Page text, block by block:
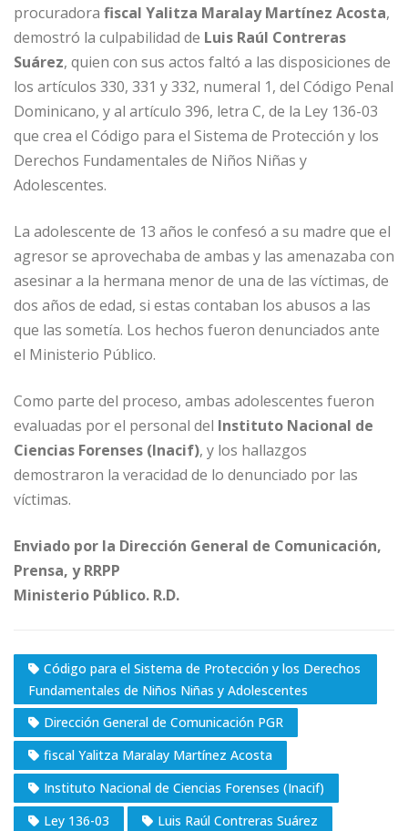
procuradora fiscal Yalitza Maralay Martínez Acosta,
demostró la culpabilidad de Luis Raúl Contreras
Suárez, quien con sus actos faltó a las disposiciones de
los artículos 330, 331 y 332, numeral 1, del Código Penal
Dominicano, y al artículo 396, letra C, de la Ley 136-03
que crea el Código para el Sistema de Protección y los
Derechos Fundamentales de Niños Niñas y
Adolescentes.
La adolescente de 13 años le confesó a su madre que el
agresor se aprovechaba de ambas y las amenazaba con
asesinar a la hermana menor de una de las víctimas, de
dos años de edad, si estas contaban los abusos a las
que las sometía. Los hechos fueron denunciados ante
el Ministerio Público.
Como parte del proceso, ambas adolescentes fueron
evaluadas por el personal del Instituto Nacional de
Ciencias Forenses (Inacif), y los hallazgos
demostraron la veracidad de lo denunciado por las
víctimas.
Enviado por la Dirección General de Comunicación,
Prensa, y RRPP
Ministerio Público. R.D.
Código para el Sistema de Protección y los Derechos
Fundamentales de Niños Niñas y Adolescentes
Dirección General de Comunicación PGR
fiscal Yalitza Maralay Martínez Acosta
Instituto Nacional de Ciencias Forenses (Inacif)
Ley 136-03
Luis Raúl Contreras Suárez